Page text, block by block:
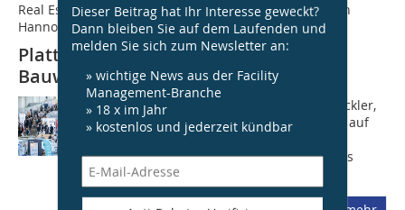
Dieser Beitrag hat Ihr Interesse geweckt?
Dann bleiben Sie auf dem Laufenden und
melden Sie sich zum Newsletter an:
» wichtige News aus der Facility
Management-Branche
» 18 x im Jahr
» kostenlos und jederzeit kündbar
Real Estate Arena und REAL Future Conference 2026 in
Hannover
Plattform für die Immobilien- und
Bauwirtschaft
Wirtschaftsförderungen, Projektentwickler,
Bauträger und PropTechs treffen hier auf
Investoren, Banken und Vertreter der
öffentlichen Hand. Ergänzt wird dieses
Netzwerk durch eine starke...